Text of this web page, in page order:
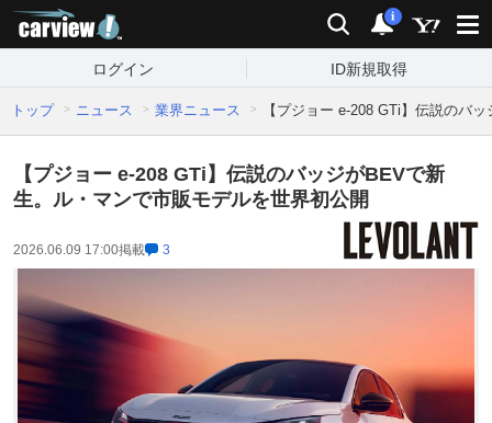
検索 通知
i
ログイン ID新規取得
トップ ニュース 業界ニュース 【プジョー e-208 GTi】伝説のバ
【プジョー e-208 GTi】伝説のバッジがBEVで新
生。ル・マンで市販モデルを世界初公開
2026.06.09 17:00掲載 3